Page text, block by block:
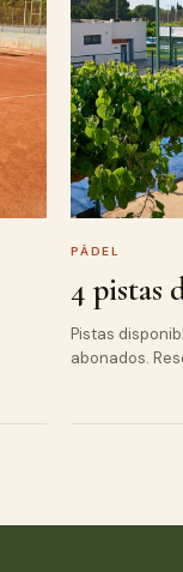
PÁDEL
4 pistas
Pistas
abonados.